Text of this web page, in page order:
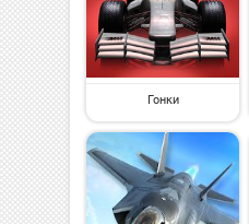
Гонки